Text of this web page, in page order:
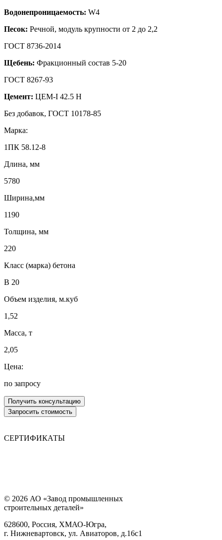
Водонепроницаемость: W4
Песок: Речной, модуль крупности от 2 до 2,2
ГОСТ 8736-2014
Щебень: Фракционный состав 5-20
ГОСТ 8267-93
Цемент: ЦЕМ-I 42.5 Н
Без добавок, ГОСТ 10178-85
Марка:
1ПК 58.12-8
Длина, мм
5780
Ширина,мм
1190
Толщина, мм
220
Класс (марка) бетона
В 20
Объем изделия, м.куб
1,52
Масса, т
2,05
Цена:
по запросу
СЕРТИФИКАТЫ
© 2026 АО «Завод промышленных
строительных деталей»
628600, Россия, ХМАО-Югра,
г. Нижневартовск, ул. Авиаторов, д.16с1